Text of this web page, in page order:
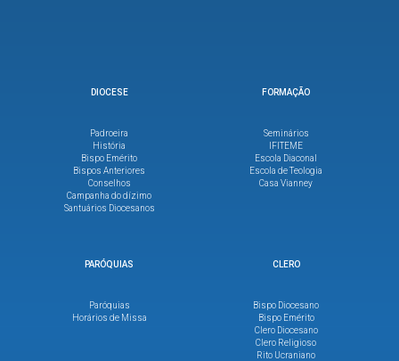
DIOCESE
Padroeira
História
Bispo Emérito
Bispos Anteriores
Conselhos
Campanha do dízimo
Santuários Diocesanos
FORMAÇÃO
Seminários
IFITEME
Escola Diaconal
Escola de Teologia
Casa Vianney
PARÓQUIAS
Paróquias
Horários de Missa
CLERO
Bispo Diocesano
Bispo Emérito
Clero Diocesano
Clero Religioso
Rito Ucraniano